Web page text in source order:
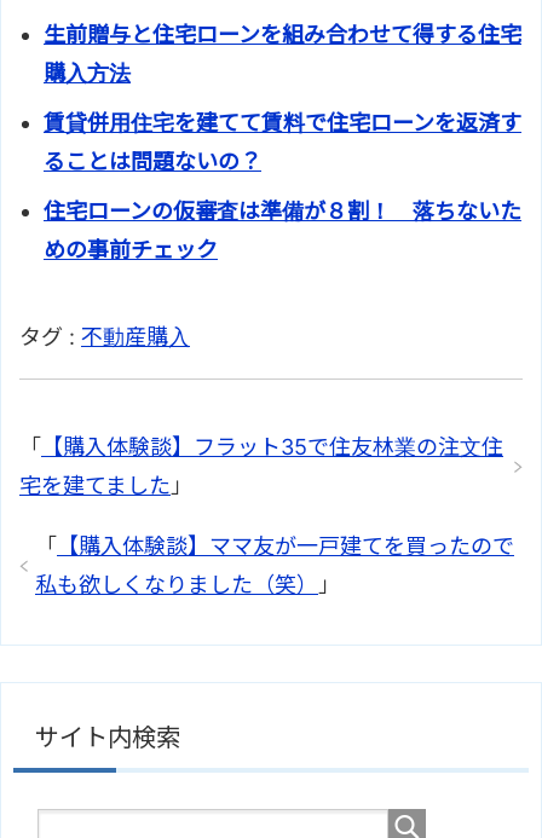
生前贈与と住宅ローンを組み合わせて得する住宅
購入方法
賃貸併用住宅を建てて賃料で住宅ローンを返済す
ることは問題ないの？
住宅ローンの仮審査は準備が８割！ 落ちないた
めの事前チェック
タグ : 不動産購入
「
【購入体験談】フラット35で住友林業の注文住
宅を建てました」
「
【購入体験談】ママ友が一戸建てを買ったので
私も欲しくなりました（笑） 」
サイト内検索